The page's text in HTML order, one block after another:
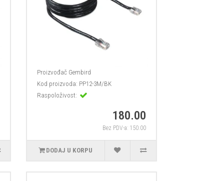
ProizvođačGembird
Kod proizvoda: PP12-3M/BK
Raspoloživost:
180.00
Bez PDV-a: 150.00
DODAJ U KORPU